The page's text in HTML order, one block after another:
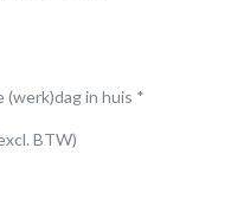
(werk)dag in huis *
BTW)